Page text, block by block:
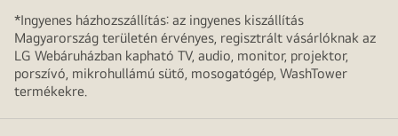
*Ingyenes házhozszállítás: az ingyenes kiszállítás
Magyarország területén érvényes, regisztrált vásárlóknak az
LG Webáruházban kapható TV, audio, monitor, projektor,
porszívó, mikrohullámú sütő, mosogatógép, WashTower
termékekre.